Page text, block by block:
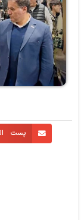
پست